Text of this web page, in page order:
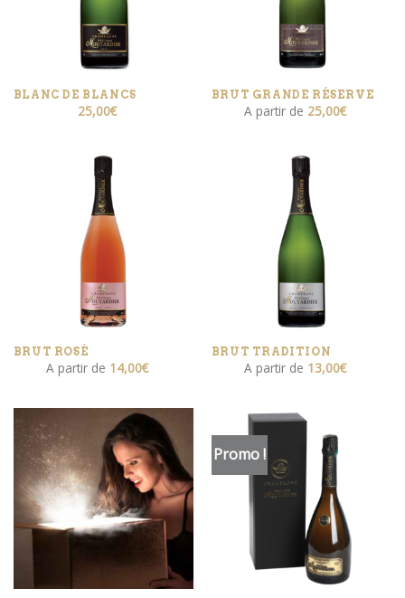
BLANC DE BLANCS
25,00€
BRUT GRANDE RÉSERVE
A partir de 25,00€
BRUT ROSÉ
A partir de 14,00€
BRUT TRADITION
A partir de 13,00€
Promo !